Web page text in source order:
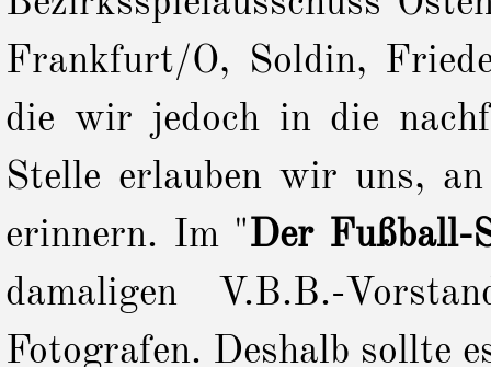
Frankfurt/O, Soldin,
die wir jedoch in die
Stelle erlauben wir uns,
erinnern. Im "Der Fußball-
damaligen V.B.B.-
Fotografen. Deshalb sollte